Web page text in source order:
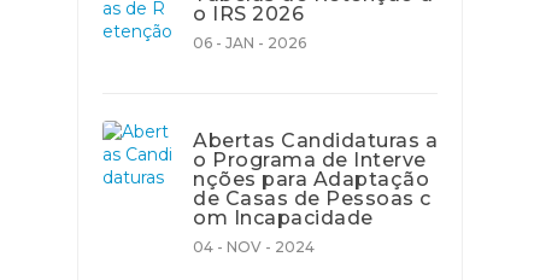
o IRS 2026
06 - JAN - 2026
Abertas Candidaturas a
o Programa de Interve
nções para Adaptação
de Casas de Pessoas c
om Incapacidade
04 - NOV - 2024